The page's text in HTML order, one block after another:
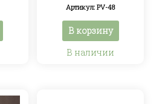
Артикул: PV-48
В корзину
В наличии